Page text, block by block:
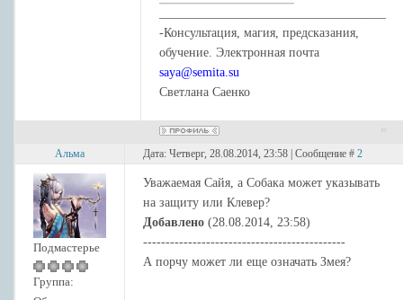
-Консультация, магия, предсказания,
обучение. Электронная почта
saya@semita.su
Светлана Саенко
Альма Дата: Четверг, 28.08.2014, 23:58 | Сообщение # 2
Подмастерье
Группа:
Уважаемая Сайя, а Собака может указывать
на защиту или Клевер?
Добавлено (28.08.2014, 23:58)
---------------------------------------------
А порчу может ли еще означать Змея?